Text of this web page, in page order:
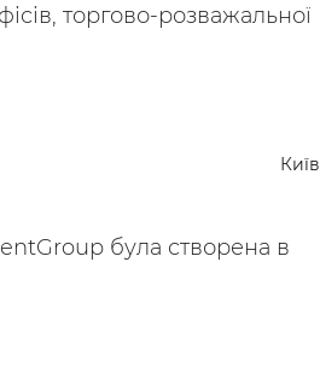
торгово-розважальної
Київ
була створена в